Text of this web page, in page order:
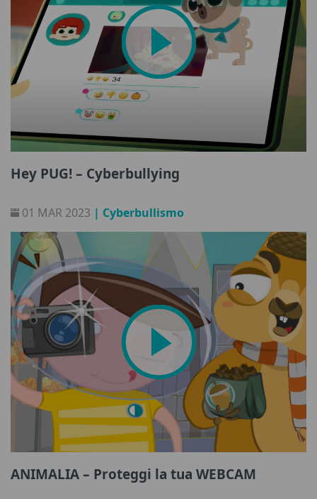
Hey PUG! – Cyberbullying
01 MAR 2023 | Cyberbullismo
ANIMALIA – Proteggi la tua WEBCAM